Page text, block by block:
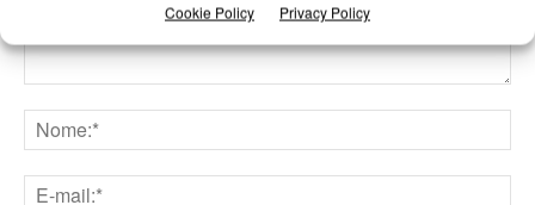
Cookie Policy Privacy Policy